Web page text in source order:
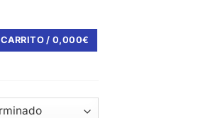
CARRITO /0,000€